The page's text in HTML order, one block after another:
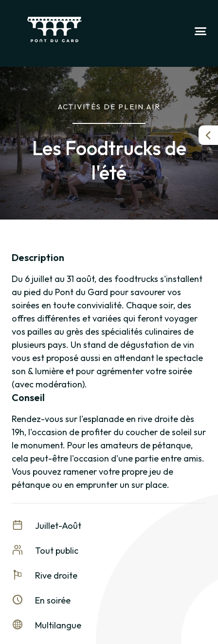
ACTIVITÉS DE PLEIN AIR
Les Foodtrucks de
l'été
Description
Du 6 juillet au 31 août, des foodtrucks s'installent
au pied du Pont du Gard pour savourer vos
soirées en toute convivialité. Chaque soir, des
offres différentes et variées qui feront voyager
vos pailles au grès des spécialités culinaires de
plusieurs pays. Un stand de dégustation de vin
vous est proposé aussi en attendant le spectacle
son & lumière et pour agrémenter votre soirée
(avec modération).
Conseil
Rendez-vous sur l'esplanade en rive droite dès
19h, l'occasion de profiter du coucher de soleil sur
le monument. Pour les amateurs de pétanque,
cela peut-être l'occasion d'une partie entre amis.
Vous pouvez ramener votre propre jeu de
pétanque ou en emprunter un sur place.
Juillet-Août
Tout public
Rive droite
En soirée
Multilangue